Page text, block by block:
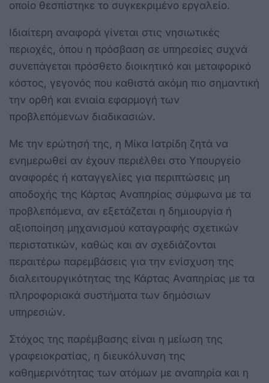
οποίο θεσπίστηκε το συγκεκριμένο εργαλείο.
Ιδιαίτερη αναφορά γίνεται στις νησιωτικές
περιοχές, όπου η πρόσβαση σε υπηρεσίες συχνά
συνεπάγεται πρόσθετο διοικητικό και μεταφορικό
κόστος, γεγονός που καθιστά ακόμη πιο σημαντική
την ορθή και ενιαία εφαρμογή των
προβλεπόμενων διαδικασιών.
Με την ερώτησή της, η Μίκα Ιατρίδη ζητά να
ενημερωθεί αν έχουν περιέλθει στο Υπουργείο
αναφορές ή καταγγελίες για περιπτώσεις μη
αποδοχής της Κάρτας Αναπηρίας σύμφωνα με τα
προβλεπόμενα, αν εξετάζεται η δημιουργία ή
αξιοποίηση μηχανισμού καταγραφής σχετικών
περιστατικών, καθώς και αν σχεδιάζονται
περαιτέρω παρεμβάσεις για την ενίσχυση της
διαλειτουργικότητας της Κάρτας Αναπηρίας με τα
πληροφοριακά συστήματα των δημόσιων
υπηρεσιών.
Στόχος της παρέμβασης είναι η μείωση της
γραφειοκρατίας, η διευκόλυνση της
καθημερινότητας των ατόμων με αναπηρία και η